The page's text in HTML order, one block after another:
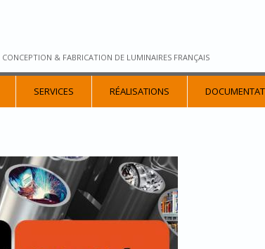
CONCEPTION & FABRICATION DE LUMINAIRES FRANÇAIS
SERVICES RÉALISATIONS